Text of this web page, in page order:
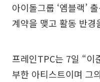
아이돌그룹 ‘엠블랙’
계약을 맺고 활동 반경
프레인TPC는 7일 “이
부한 아티스트이며 그